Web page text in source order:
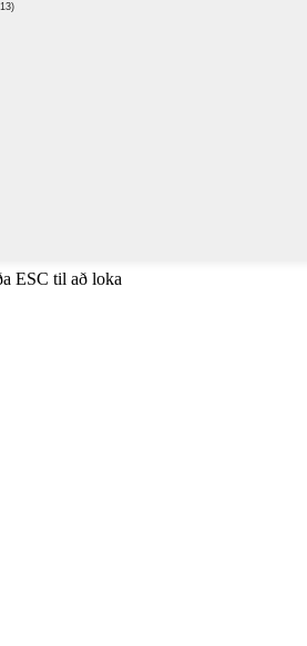
ESC til að loka